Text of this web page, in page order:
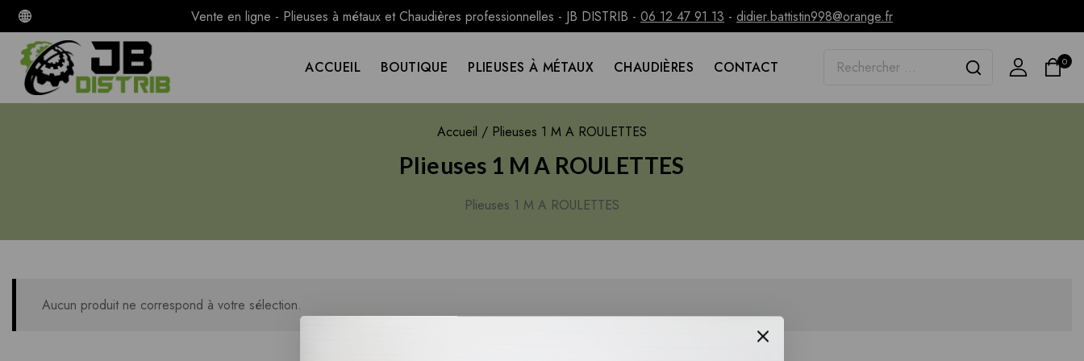
Vente en ligne - Plieuses à métaux et Chaudières professionnelles - JB DISTRIB - 06 12 47 91 13 - didier.battistin998@orange.fr
ACCUEIL BOUTIQUE PLIEUSES À MÉTAUX CHAUDIÈRES CONTACT 0
Accueil / Plieuses 1 M A ROULETTES
Plieuses 1 M A ROULETTES
Plieuses 1 M A ROULETTES
Aucun produit ne correspond à votre sélection.